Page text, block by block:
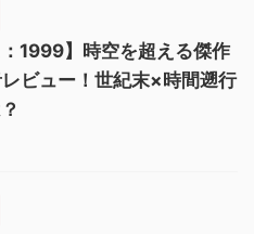
：1999】時空を超える傑作
ビュー！世紀末×時間遡行